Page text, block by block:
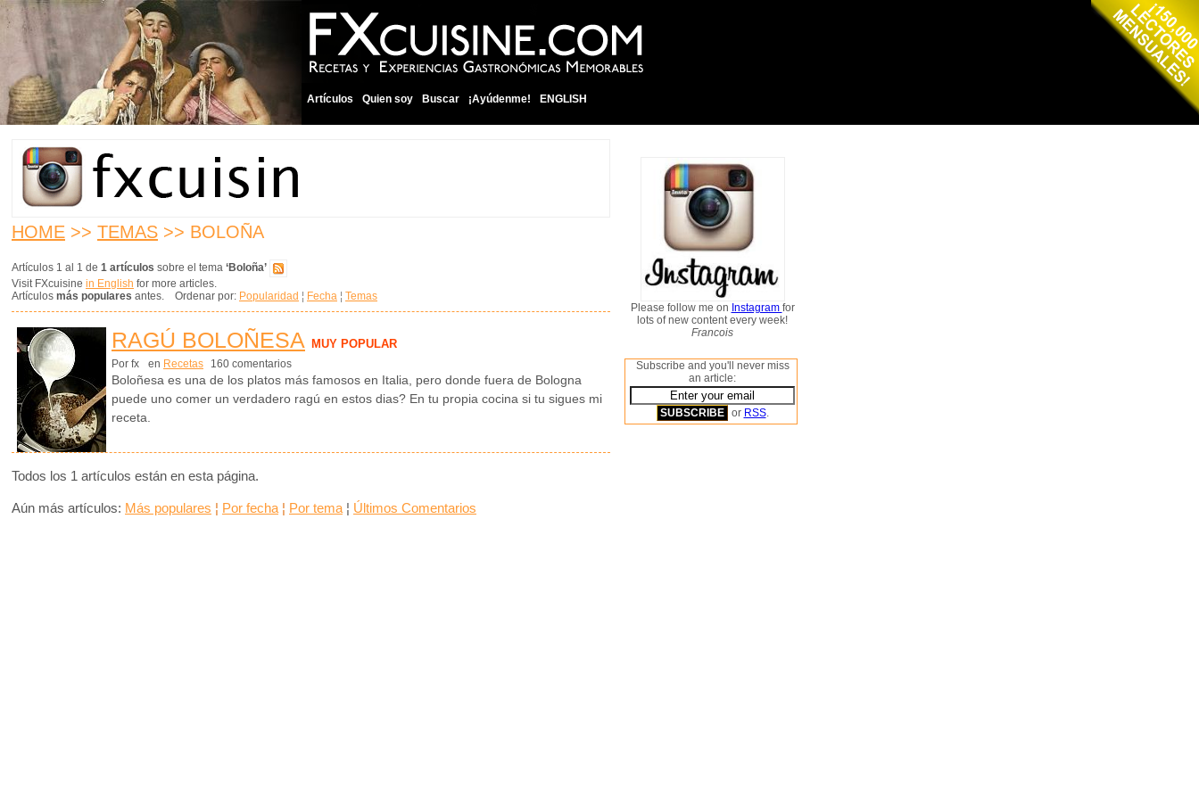
Artículos Quien soy Buscar ¡Ayúdenme! ENGLISH
HOME >> TEMAS >> BOLOÑA
Artículos 1 al 1 de 1 artículos sobre el tema ‘Boloña’
Visit FXcuisine in English for more articles.
Artículos más populares antes. Ordenar por: Popularidad ¦ Fecha ¦ Temas
RAGÚ BOLOÑESA MUY POPULAR
Por fx en Recetas 160 comentarios
Boloñesa es una de los platos más famosos en Italia, pero donde fuera de Bologna
puede uno comer un verdadero ragú en estos dias? En tu propia cocina si tu sigues mi
receta.
Todos los 1 artículos están en esta página.
Aún más artículos: Más populares ¦ Por fecha ¦ Por tema ¦ Últimos Comentarios
Please follow me on Instagram for
lots of new content every week!
Francois
Subscribe and you'll never miss
an article:
or RSS.